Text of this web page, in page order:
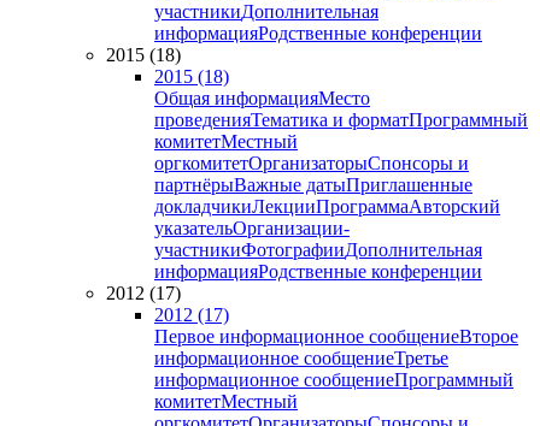
участникиДополнительная
информацияРодственные конференции
2015 (18)
2015 (18)
Общая информацияМесто
проведенияТематика и форматПрограммный
комитетМестный
оргкомитетОрганизаторыСпонсоры и
партнёрыВажные датыПриглашенные
докладчикиЛекцииПрограммаАвторский
указательОрганизации-
участникиФотографииДополнительная
информацияРодственные конференции
2012 (17)
2012 (17)
Первое информационное сообщениеВторое
информационное сообщениеТретье
информационное сообщениеПрограммный
комитетМестный